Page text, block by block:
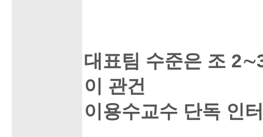
대표팀 수준은 조
이 관건
이용수교수 단독 인